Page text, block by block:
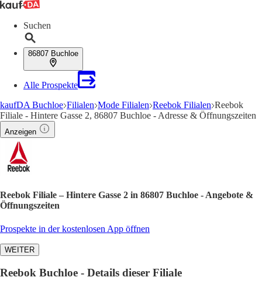
Suchen
86807 Buchloe
Alle Prospekte
kaufDA Buchloe Filialen Mode Filialen Reebok Filialen Reebok
Filiale - Hintere Gasse 2, 86807 Buchloe - Adresse & Öffnungszeiten
Anzeigen
Reebok Filiale – Hintere Gasse 2 in 86807 Buchloe - Angebote &
Öffnungszeiten
Prospekte in der kostenlosen App öffnen
WEITER
Reebok Buchloe - Details dieser Filiale